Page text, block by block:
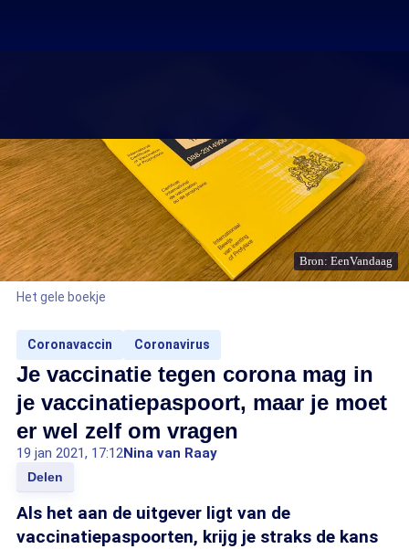
Bron: EenVandaag
Het gele boekje
Coronavaccin Coronavirus
Je vaccinatie tegen corona mag in
je vaccinatiepaspoort, maar je moet
er wel zelf om vragen
19 jan 2021, 17:12Nina van Raay
Delen
Als het aan de uitgever ligt van de
vaccinatiepaspoorten, krijg je straks de kans